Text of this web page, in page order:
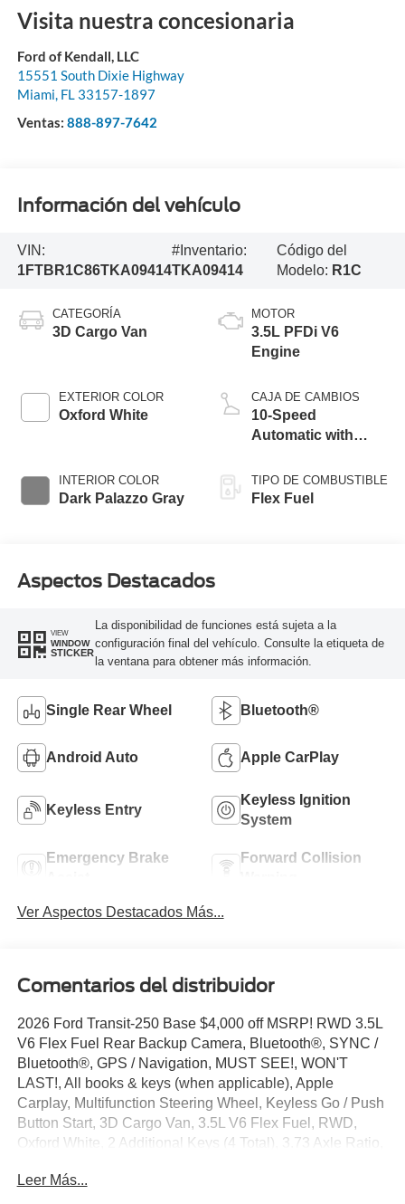
Visita nuestra concesionaria
Ford of Kendall, LLC
15551 South Dixie Highway
Miami, FL 33157-1897
Ventas: 888-897-7642
Información del vehículo
VIN:
1FTBR1C86TKA09414
#Inventario:
TKA09414
Código del
Modelo: R1C
CATEGORÍA
3D Cargo Van
EXTERIOR COLOR
Oxford White
INTERIOR COLOR
Dark Palazzo Gray
MOTOR
3.5L PFDi V6
Engine
CAJA DE CAMBIOS
10-Speed
Automatic with
TIPO DE COMBUSTIBLE
Flex Fuel
Aspectos Destacados
VIEW
WINDOW
STICKER
La disponibilidad de funciones está sujeta a la
configuración final del vehículo. Consulte la etiqueta de
la ventana para obtener más información.
Single Rear Wheel Bluetooth®
Android Auto Apple CarPlay
Keyless Entry
Keyless Ignition
System
Emergency Brake
Forward Collision
Ver Aspectos Destacados Más...
Comentarios del distribuidor
2026 Ford Transit-250 Base $4,000 off MSRP! RWD 3.5L
V6 Flex Fuel Rear Backup Camera, Bluetooth®, SYNC /
Bluetooth®, GPS / Navigation, MUST SEE!, WON'T
LAST!, All books & keys (when applicable), Apple
Carplay, Multifunction Steering Wheel, Keyless Go / Push
Button Start, 3D Cargo Van, 3.5L V6 Flex Fuel, RWD,
Oxford White, 2 Additional Keys (4 Total), 3.73 Axle Ratio,
Conditioning, AM/FM Stereo, Auto High-beam Headlights,
Leer Más...